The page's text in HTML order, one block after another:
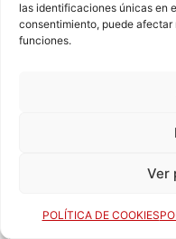
las identificaciones únicas en
consentimiento, puede
funciones.
Ver
POLÍTICA DE COOKIES
TEMPORADA 2015-16